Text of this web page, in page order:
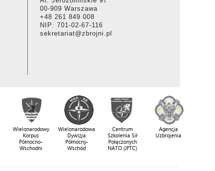
00-909 Warszawa
+48 261 849 008
NIP: 701-02-67-116
sekretariat@zbrojni.pl
Wielonarodowy
Korpus
Północno-
Wschodni
Wielonarodowa
Dywizja
Północny-
Wschód
Centrum
Szkolenia Sił
Połączonych
NATO (JFTC)
Agencja
Uzbrojenia